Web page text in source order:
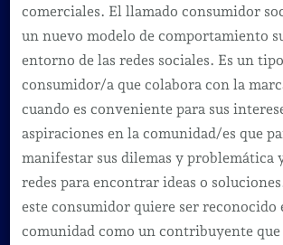
comerciales. El llamado consumidor
un nuevo modelo de comportamiento
entorno de las redes sociales. Es un
consumidor/a que colabora con la
cuando es conveniente para sus
aspiraciones en la comunidad/es que
manifestar sus dilemas y problemática
redes para encontrar ideas o
este consumidor quiere ser reconocido
comunidad como un contribuyente que